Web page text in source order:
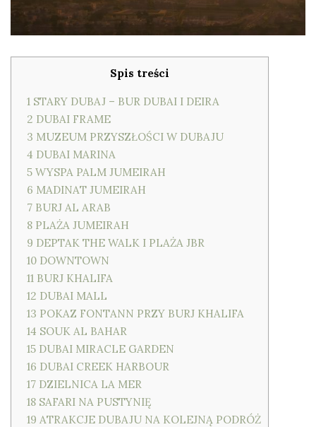
Spis treści
1 STARY DUBAJ – BUR DUBAI I DEIRA
2 DUBAI FRAME
3 MUZEUM PRZYSZŁOŚCI W DUBAJU
4 DUBAI MARINA
5 WYSPA PALM JUMEIRAH
6 MADINAT JUMEIRAH
7 BURJ AL ARAB
8 PLAŻA JUMEIRAH
9 DEPTAK THE WALK I PLAŻA JBR
10 DOWNTOWN
11 BURJ KHALIFA
12 DUBAI MALL
13 POKAZ FONTANN PRZY BURJ KHALIFA
14 SOUK AL BAHAR
15 DUBAI MIRACLE GARDEN
16 DUBAI CREEK HARBOUR
17 DZIELNICA LA MER
18 SAFARI NA PUSTYNIĘ
19 ATRAKCJE DUBAJU NA KOLEJNĄ PODRÓŻ